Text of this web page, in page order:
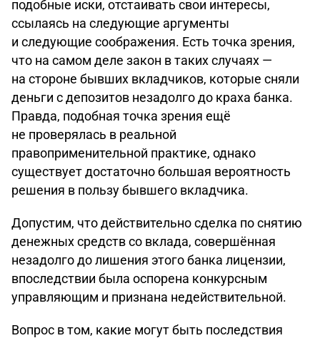
подобные иски, отстаивать свои интересы,
ссылаясь на следующие аргументы
и следующие соображения. Есть точка зрения,
что на самом деле закон в таких случаях —
на стороне бывших вкладчиков, которые сняли
деньги с депозитов незадолго до краха банка.
Правда, подобная точка зрения ещё
не проверялась в реальной
правоприменительной практике, однако
существует достаточно большая вероятность
решения в пользу бывшего вкладчика.
Допустим, что действительно сделка по снятию
денежных средств со вклада, совершённая
незадолго до лишения этого банка лицензии,
впоследствии была оспорена конкурсным
управляющим и признана недействительной.
Вопрос в том, какие могут быть последствия